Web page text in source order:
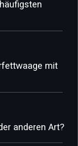
mit
anderen Art?